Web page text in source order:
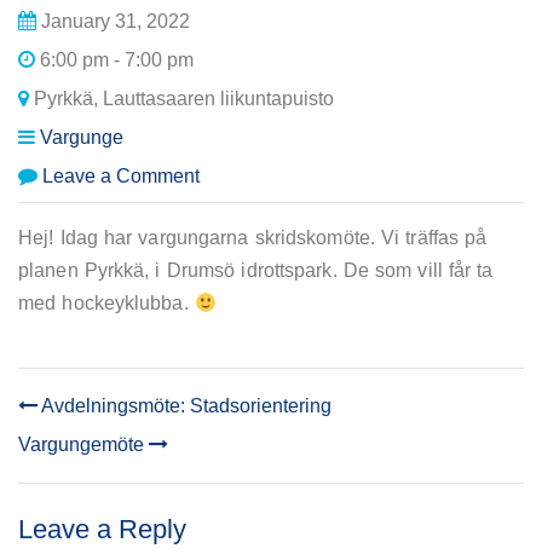
January 31, 2022
6:00 pm - 7:00 pm
Pyrkkä, Lauttasaaren liikuntapuisto
Vargunge
Leave a Commenton
Vargungars
skridskomöte
Hej! Idag har vargungarna skridskomöte. Vi träffas på
planen Pyrkkä, i Drumsö idrottspark. De som vill får ta
med hockeyklubba.
POST
NAVIGATION
Avdelningsmöte: Stadsorientering
Vargungemöte
Leave a Reply